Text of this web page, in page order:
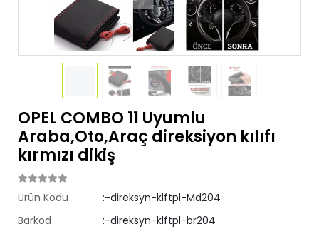
OPEL COMBO 11 Uyumlu
Araba,Oto,Araç direksiyon kılıfı
kırmızı dikiş
Ürün Kodu
:-direksyn-klftpl-Md204
Barkod
:-direksyn-klftpl-br204